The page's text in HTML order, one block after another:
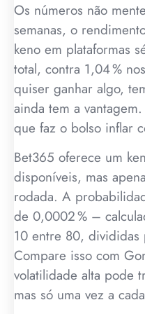
Os números não
semanas, o
keno em plataformas
total, contra 1,04 %
quiser ganhar algo,
ainda tem a
que faz o bolso inflar
Bet365 oferece um
disponíveis, mas
rodada. A
de 0,0002 % –
10 entre 80, divididas
Compare isso com
volatilidade alta pode
mas só uma vez a